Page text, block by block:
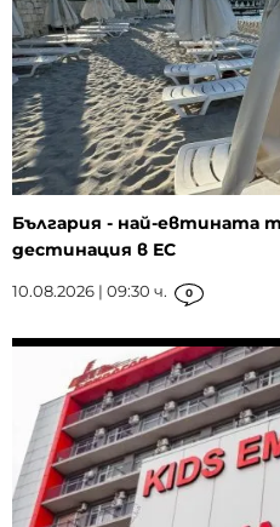
България - най-евтината
дестинация в ЕС
10.08.2026 | 09:30 ч. 0